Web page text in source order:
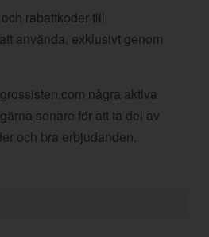
rabattkoder till
använda, exklusivt genom
några aktiva
senare för att ta del av
och bra erbjudanden.